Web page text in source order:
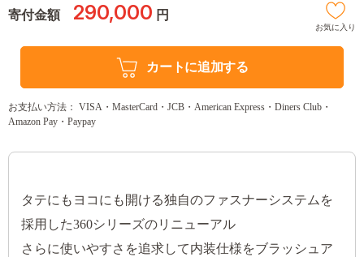
寄付金額 290,000 円
お気に入り
カートに追加する
お支払い方法： VISA・MasterCard・JCB・American Express・Diners Club・
Amazon Pay・Paypay
タテにもヨコにも開ける独自のファスナーシステムを
採用した360シリーズのリニューアル
さらに使いやすさを追求して内装仕様をブラッシュア